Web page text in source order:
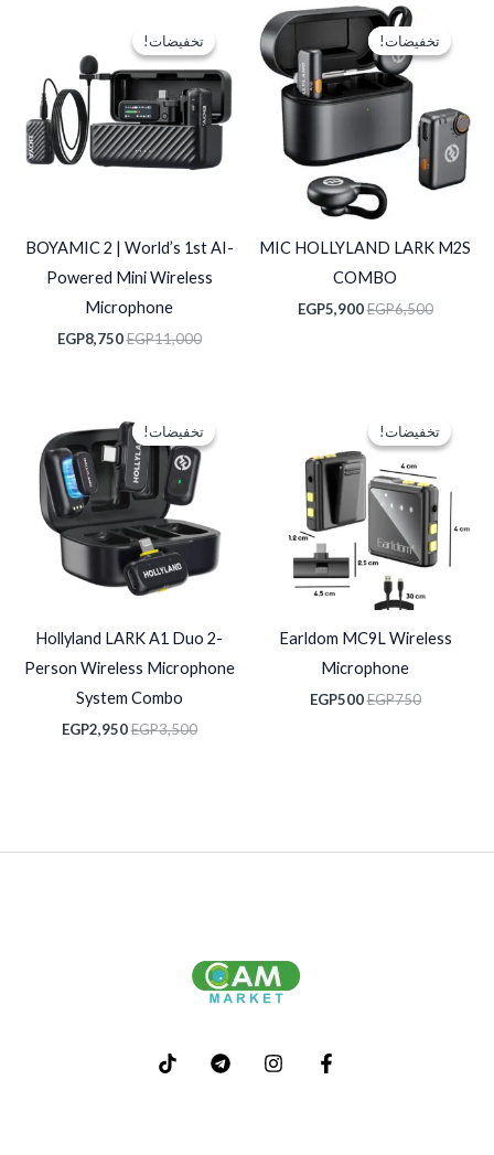
تخفيضات!
تخفيضات!
MIC HOLLYLAND LARK M2S
COMBO
EGP6,500
السعر
هو:
EGP6,500.
EGP5,900
السعر
الحالي
هو:
EGP5,900.
تخفيضات!
تخفيضات!
BOYAMIC 2 | World’s 1st AI-
Powered Mini Wireless
Microphone
EGP11,000
EGP11,000.
EGP8,750
تخفيضات!
تخفيضات!
Earldom MC9L Wireless
Microphone
EGP750
EGP750.
EGP500
EGP500.
تخفيضات!
تخفيضات!
Hollyland LARK A1 Duo 2-
Person Wireless Microphone
System Combo
EGP3,500
الأصلي
هو:
EGP3,500.
EGP2,950
هو: